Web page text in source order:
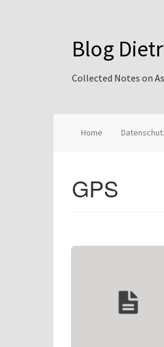
Blog
Collected Notes on
Home
GPS